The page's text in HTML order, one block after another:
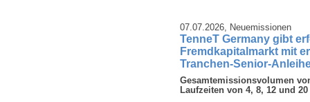
07.07.2026, Neuemissionen
TenneT Germany gibt
Fremdkapitalmarkt mit
Tranchen-Senior-
Gesamtemissionsvolumen
Laufzeiten von 4, 8, 12 und